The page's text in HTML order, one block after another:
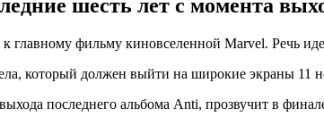
шесть лет с момента
фильму киновселенной Marvel. Речь
который должен выйти на широкие экраны 11
последнего альбома Anti, прозвучит в